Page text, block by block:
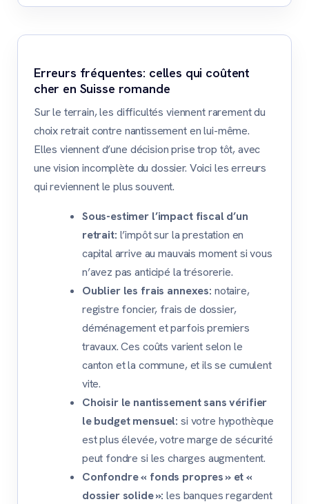
Erreurs fréquentes: celles qui coûtent
cher en Suisse romande
Sur le terrain, les difficultés viennent rarement du
choix retrait contre nantissement en lui-même.
Elles viennent d’une décision prise trop tôt, avec
une vision incomplète du dossier. Voici les erreurs
qui reviennent le plus souvent.
Sous-estimer l’impact fiscal d’un
retrait: l’impôt sur la prestation en
capital arrive au mauvais moment si vous
n’avez pas anticipé la trésorerie.
Oublier les frais annexes: notaire,
registre foncier, frais de dossier,
déménagement et parfois premiers
travaux. Ces coûts varient selon le
canton et la commune, et ils se cumulent
vite.
Choisir le nantissement sans vérifier
le budget mensuel: si votre hypothèque
est plus élevée, votre marge de sécurité
peut fondre si les charges augmentent.
Confondre « fonds propres » et «
dossier solide »: les banques regardent